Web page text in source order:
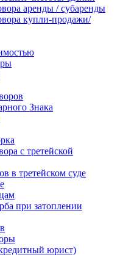
аренды / субаренды
купли-продажи/
Знака
с третейской
в третейском суде
при затоплении
юрист)